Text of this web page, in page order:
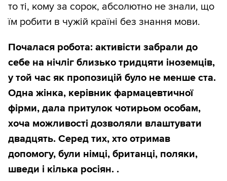
то ті, кому за сорок, абсолютно не знали, що
їм робити в чужій країні без знання мови.
Почалася робота: активісти забрали до
себе на нічліг близько тридцяти іноземців,
у той час як пропозицій було не менше ста.
Одна жінка, керівник фармацевтичної
фірми, дала притулок чотирьом особам,
хоча можливості дозволяли влаштувати
двадцять. Серед тих, хто отримав
допомогу, були німці, британці, поляки,
шведи і кілька росіян. .